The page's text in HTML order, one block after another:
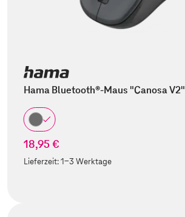
Hama Bluetooth®-Maus "Canosa V2"
18,95 €
Lieferzeit:1-3 Werktage